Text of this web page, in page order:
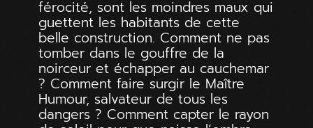
férocité, sont les moindres maux qui
guettent les habitants de cette
belle construction. Comment ne pas
tomber dans le gouffre de la
noirceur et échapper au cauchemar
? Comment faire surgir le Maître
Humour, salvateur de tous les
dangers ? Comment capter le rayon